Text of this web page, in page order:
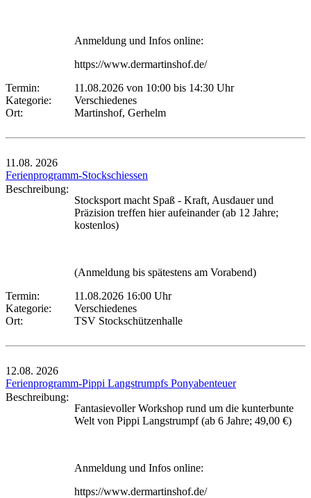
Anmeldung und Infos online:
https://www.dermartinshof.de/
Termin:
11.08.2026 von 10:00 bis 14:30 Uhr
Kategorie:
Verschiedenes
Ort:
Martinshof, Gerhelm
11.08. 2026
Ferienprogramm-Stockschiessen
Beschreibung:
Stocksport macht Spaß - Kraft, Ausdauer und
Präzision treffen hier aufeinander (ab 12 Jahre;
kostenlos)
(Anmeldung bis spätestens am Vorabend)
Termin:
11.08.2026 16:00 Uhr
Kategorie:
Verschiedenes
Ort:
TSV Stockschützenhalle
12.08. 2026
Ferienprogramm-Pippi Langstrumpfs Ponyabenteuer
Beschreibung:
Fantasievoller Workshop rund um die kunterbunte
Welt von Pippi Langstrumpf (ab 6 Jahre; 49,00 €)
Anmeldung und Infos online:
https://www.dermartinshof.de/